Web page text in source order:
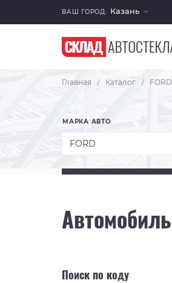
ВАШ ГОРОД: Казань
Главная / Каталог / FORD
МАРКА АВТО
FORD
Поиск по коду